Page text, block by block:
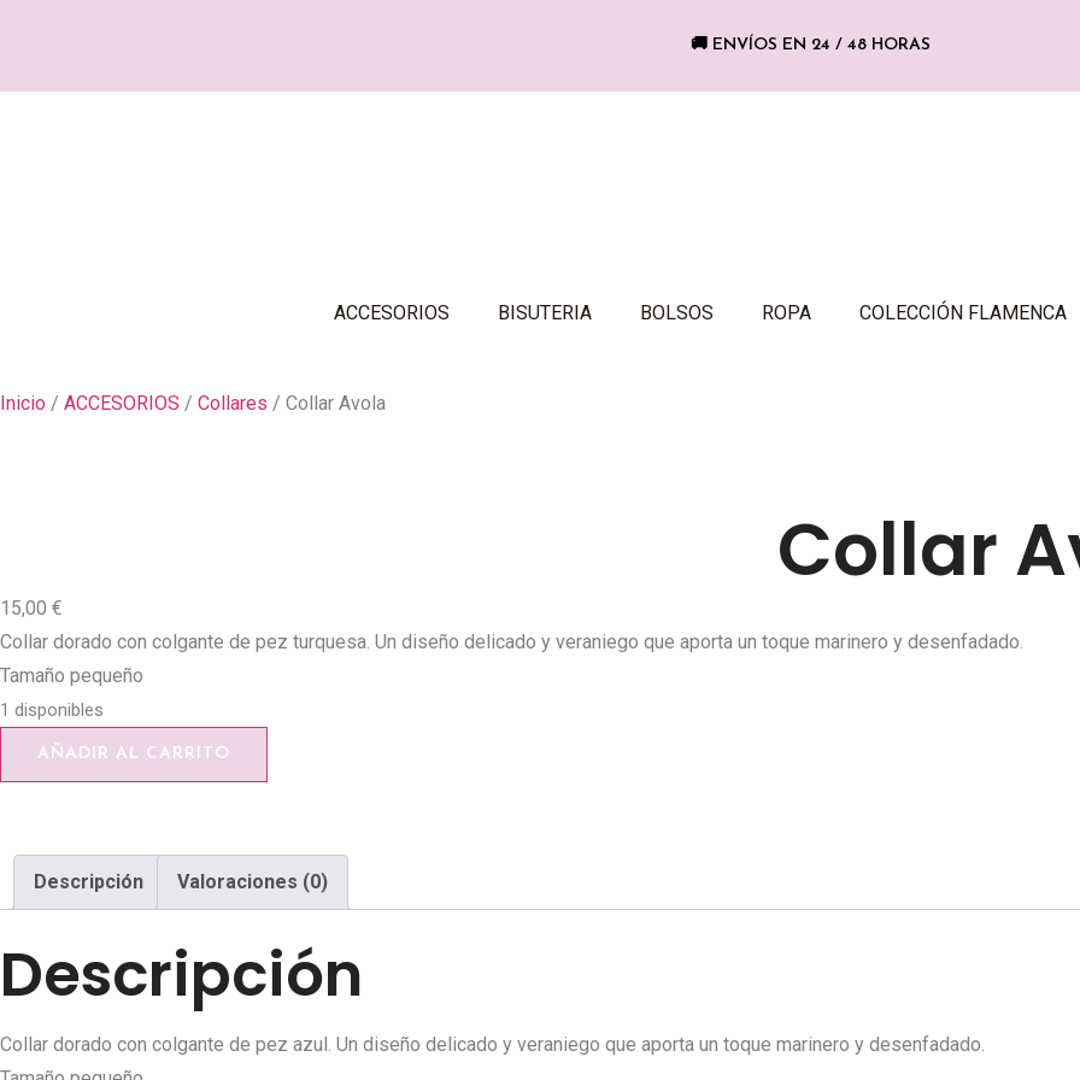
🚚 ENVÍOS EN 24 / 48 HORAS
ACCESORIOS BISUTERIA BOLSOS ROPA COLECCIÓN FLAMENCA
Inicio / ACCESORIOS / Collares / Collar Avola
Collar
15,00 €
Collar dorado con colgante de pez turquesa. Un diseño delicado y veraniego que aporta un toque marinero y desenfadado.
Tamaño pequeño
1 disponibles
AÑADIR AL CARRITO
Descripción Valoraciones (0)
Descripción
Collar dorado con colgante de pez azul. Un diseño delicado y veraniego que aporta un toque marinero y desenfadado.